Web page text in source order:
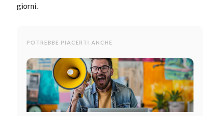
giorni.
POTREBBE PIACERTI ANCHE